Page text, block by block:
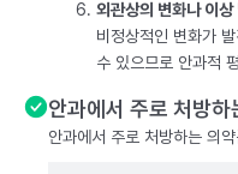
외관상의 변화나 이상
비정상적인 변화가
수 있으므로 안과적
안과에서 주로 처방하
안과에서 주로 처방하는 의